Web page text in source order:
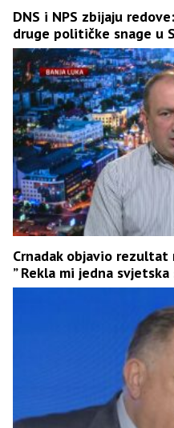
DNS i NPS zbijaju
druge političke snage u
Crnadak objavio
” Rekla mi jedna svjetska